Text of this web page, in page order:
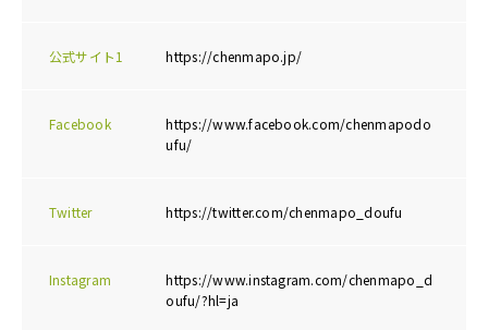
公式サイト1 https://chenmapo.jp/
Facebook
https://www.facebook.com/chenmapodo
ufu/
Twitter https://twitter.com/chenmapo_doufu
Instagram
https://www.instagram.com/chenmapo_d
oufu/?hl=ja